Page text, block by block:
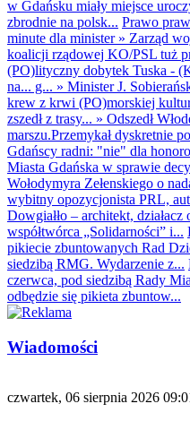
w Gdańsku miały miejsce
zbrodnie na polsk... Prawo
minute dla minister» Zarząd
koalicji rządowej KO/PSL tuż
(PO)lityczny dobytek Tuska -
na... g... » Minister J.
krew z krwi (PO)morskiej
zszedł z trasy... » Odszedł
marszu.Przemykał dyskretnie
Gdańscy radni: "nie" dla
Miasta Gdańska w sprawie
Wołodymyra Zełenskiego o
wybitny opozycjonista PRL,
Dowgiałło – architekt,
współtwórca „Solidarności” i...
pikiecie zbuntowanych Rad
siedzibą RMG. Wydarzenie z...
czerwca, pod siedzibą Rady
odbędzie się pikieta zbuntow...
Wiadomości
czwartek, 06 sierpnia 2026